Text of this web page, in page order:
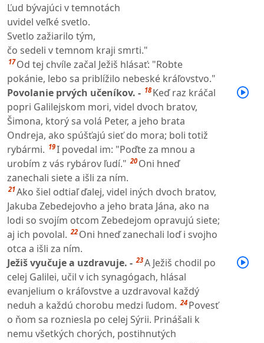
Ľud bývajúci v temnotách
uvidel veľké svetlo.
Svetlo zažiarilo tým,
čo sedeli v temnom kraji smrti."
17 Od tej chvíle začal Ježiš hlásať: "Robte
pokánie, lebo sa priblížilo nebeské kráľovstvo."
Povolanie prvých učeníkov. - 18 Keď raz kráčal
popri Galilejskom mori, videl dvoch bratov,
Šimona, ktorý sa volá Peter, a jeho brata
Ondreja, ako spúšťajú sieť do mora; boli totiž
rybármi. 19I povedal im: "Poďte za mnou a
urobím z vás rybárov ľudí." 20 Oni hneď
zanechali siete a išli za ním.
21Ako šiel odtiaľ ďalej, videl iných dvoch bratov,
Jakuba Zebedejovho a jeho brata Jána, ako na
lodi so svojím otcom Zebedejom opravujú siete;
aj ich povolal. 22 Oni hneď zanechali loď i svojho
otca a išli za ním.
Ježiš vyučuje a uzdravuje. - 23A Ježiš chodil po
celej Galilei, učil v ich synagógach, hlásal
evanjelium o kráľovstve a uzdravoval každý
neduh a každú chorobu medzi ľudom. 24 Povesť
o ňom sa rozniesla po celej Sýrii. Prinášali k
nemu všetkých chorých, postihnutých